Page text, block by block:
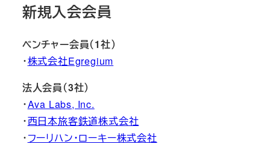
新規入会会員
ベンチャー会員（1社）
・株式会社Egregium
法人会員（3社）
・Ava Labs, Inc.
・西日本旅客鉄道株式会社
・フーリハン・ローキー株式会社